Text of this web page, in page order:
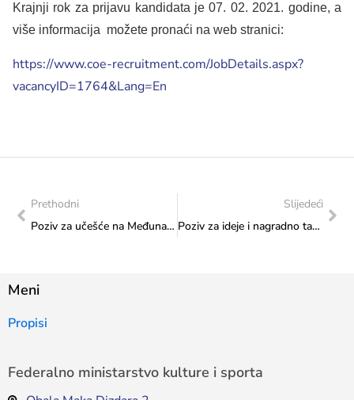
Krajnji rok za prijavu kandidata je 07. 02. 2021. godine, a
više informacija možete pronaći na web stranici:
https://www.coe-recruitment.com/JobDetails.aspx?
vacancyID=1764&Lang=En
Prethodni
Poziv za učešće na Međunarodnom filmskom festivalu u Odenzeu ”OFF 21”, Danska
Slijedeći
Poziv za ideje i nagradno takmičenje: Aktivni mladi građani za održivi razvoj na područjima Srednjoeuropske i Jadransko – jonske inicijative
Meni
Propisi
Federalno ministarstvo kulture i sporta